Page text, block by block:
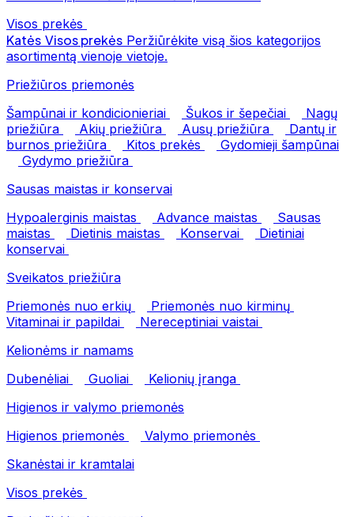
Visos prekės
Katės Visos prekės Peržiūrėkite visą šios kategorijos
asortimentą vienoje vietoje.
Priežiūros priemonės
Šampūnai ir kondicionieriai
Šukos ir šepečiai
Nagų
priežiūra
Akių priežiūra Ausų priežiūra
Dantų ir
burnos priežiūra
Kitos prekės
Gydomieji šampūnai
Gydymo priežiūra
Sausas maistas ir konservai
Hypoalerginis maistas
Advance maistas
Sausas
maistas
Dietinis maistas Konservai
Dietiniai
konservai
Sveikatos priežiūra
Priemonės nuo erkių
Priemonės nuo kirminų
Vitaminai ir papildai
Nereceptiniai vaistai
Kelionėms ir namams
Dubenėliai
Guoliai
Kelionių įranga
Higienos ir valymo priemonės
Higienos priemonės
Valymo priemonės
Skanėstai ir kramtalai
Visos prekės